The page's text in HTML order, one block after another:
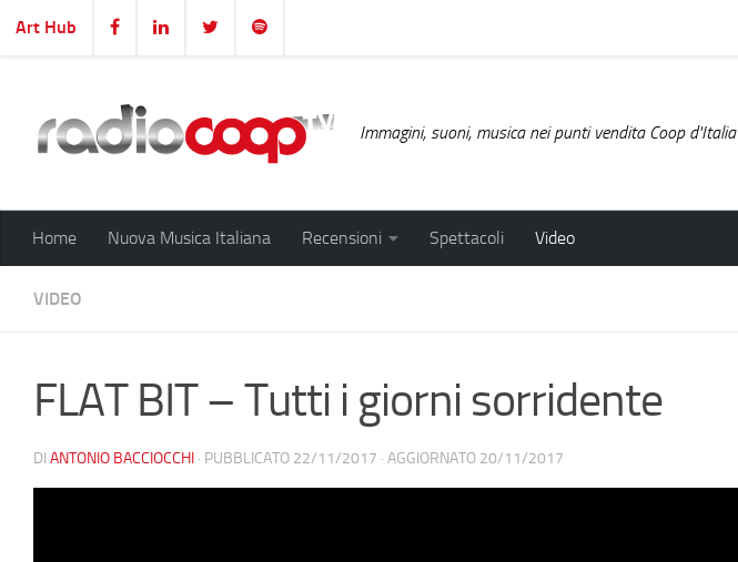
Salta al contenuto
Art Hub
Immagini, suoni, musica nei punti vendita Coop d'Italia
Home Nuova Musica Italiana Recensioni Spettacoli Video
VIDEO
FLAT BIT – Tutti i giorni sorridente
DI ANTONIO BACCIOCCHI · PUBBLICATO 22/11/2017 · AGGIORNATO 20/11/2017